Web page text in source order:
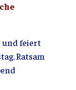
und feiert
Ratsam